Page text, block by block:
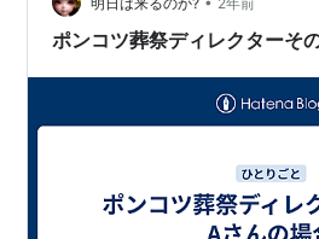
も知らせていないのに、しかもま
ポンコツ葬祭ディレクター